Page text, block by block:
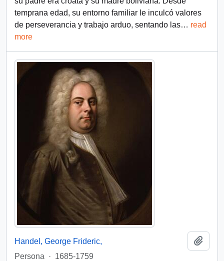
temprana edad, su entorno familiar le inculcó valores
de perseverancia y trabajo arduo, sentando las… read
more
Handel, George Frideric,
Persona
· 1685-1759